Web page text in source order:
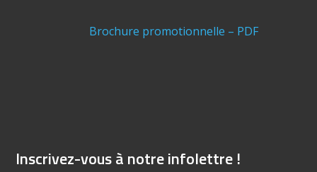
Brochure promotionnelle – PDF
Inscrivez-vous à notre infolettre !